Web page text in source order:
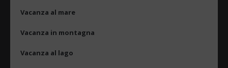
Vacanza al mare
Vacanza in montagna
Vacanza al lago